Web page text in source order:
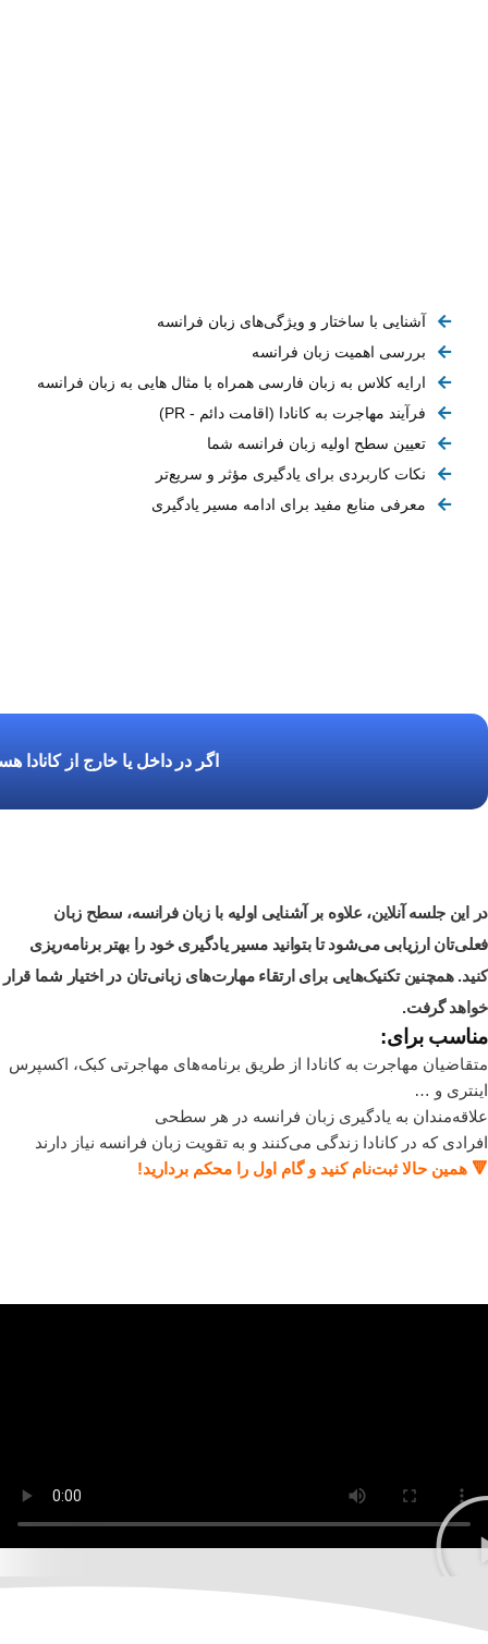
آشنایی با ساختار و ویژگی‌های زبان فرانسه
بررسی اهمیت زبان فرانسه
ارایه کلاس به زبان فارسی همراه با مثال هایی به زبان فرانسه
فرآیند مهاجرت به کانادا (اقامت دائم - PR)
تعیین سطح اولیه زبان فرانسه شما
نکات کاربردی برای یادگیری مؤثر و سریع‌تر
معرفی منابع مفید برای ادامه مسیر یادگیری
اگر در داخل یا خارج از کانادا
در این جلسه آنلاین، علاوه بر آشنایی اولیه با زبان فرانسه، سطح زبان
فعلی‌تان ارزیابی می‌شود تا بتوانید مسیر یادگیری خود را بهتر برنامه‌ریزی
کنید. همچنین تکنیک‌هایی برای ارتقاء مهارت‌های زبانی‌تان در اختیار شما قرار
خواهد گرفت.
مناسب برای:
متقاضیان مهاجرت به کانادا از طریق برنامه‌های مهاجرتی کبک، اکسپرس
اینتری و …
علاقه‌مندان به یادگیری زبان فرانسه در هر سطحی
افرادی که در کانادا زندگی می‌کنند و به تقویت زبان فرانسه نیاز دارند
🔻 همین حالا ثبت‌نام کنید و گام اول را محکم بردارید!